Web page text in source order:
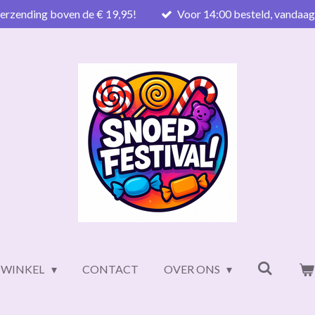
boven de € 19,95! Voor 14:00 besteld,
WINKEL CONTACT OVER ONS